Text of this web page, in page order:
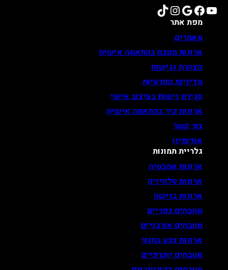
YouTube
Facebook
Google
Instagram
TikTok
מפת אתר
מאמרים
ארונות מטבח בהתאמה אישית
הצהרת נגישות
מדיניות הפרטיות
סגירת נישות בעיצוב אישי
ארונות קיר בהתאמה אישית
צור קשר
אודותינו
גלריית תמונות
ארונות אמבטיה
ארונות טלוויזיה
ארונות בנישה
מטבחים כפריים
מטבחים אורבניים
ארונות צבע בתנור
מטבחים יוקרתיים